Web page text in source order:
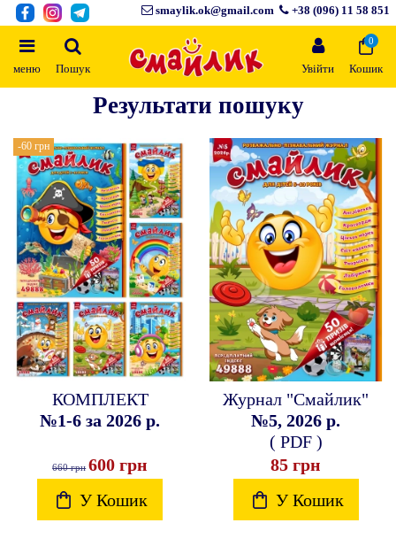
smaylik.ok@gmail.com +38 (096) 11 58 851
меню Пошук Увійти
0
Кошик
Результати пошуку
-60 грн
КОМПЛЕКТ
№1-6 за 2026 р.
660 грн 600 грн
У Кошик
Журнал "Смайлик"
№5, 2026 р.
( PDF )
85 грн
У Кошик